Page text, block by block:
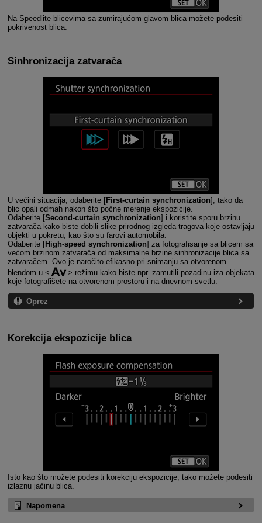
Na Speedlite blicevima sa zumirajućom glavom blica možete podesiti
pokrivenost blica.
Sinhronizacija zatvarača
U većini situacija, odaberite [First-curtain synchronization], tako da
blic opali odmah nakon što počne merenje ekspozicije.
Odaberite [Second-curtain synchronization] i koristite sporu brzinu
zatvarača kako biste dobili slike prirodnog izgleda tragova koje ostavljaju
objekti u pokretu, kao što su farovi automobila.
Odaberite [High-speed synchronization] za fotografisanje sa blicem sa
većom brzinom zatvarača od maksimalne brzine sinhronizacije blica sa
zatvaračem. Ovo je naročito efikasno pri snimanju sa otvorenom
blendom u
režimu kako biste npr. zamutili pozadinu iza objekata
koje fotografišete na otvorenom prostoru i na dnevnom svetlu.
Oprez
Korekcija ekspozicije blica
Isto kao što možete podesiti korekciju ekspozicije, tako možete podesiti
izlaznu jačinu blica.
Napomena